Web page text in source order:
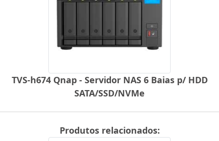
TVS-h674 Qnap - Servidor NAS 6 Baias p/ HDD
SATA/SSD/NVMe
Produtos relacionados: